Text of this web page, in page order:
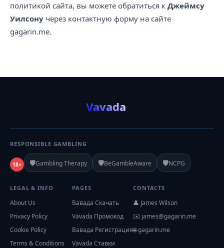
политикой сайта, вы можете обратиться к Джеймсу
Уилсону через контактную форму на сайте
gagarin.me.
Vavada
RESPONSIBLE GAMBLING
18+ 🛡️Gambling Therapy 🛡️BeGambleAware 🛡️NCPG
LEGAL & INFO
About Us
Privacy Policy
Cookie Policy
Terms & Conditions
PAGES
Вавада Скачать
Vavada Промокод
Вавада Регистрация
Vavada Ставки
CONTACTS
👤 James Wilson
✉️ james@gagarin.me
🌐 gagarin.me